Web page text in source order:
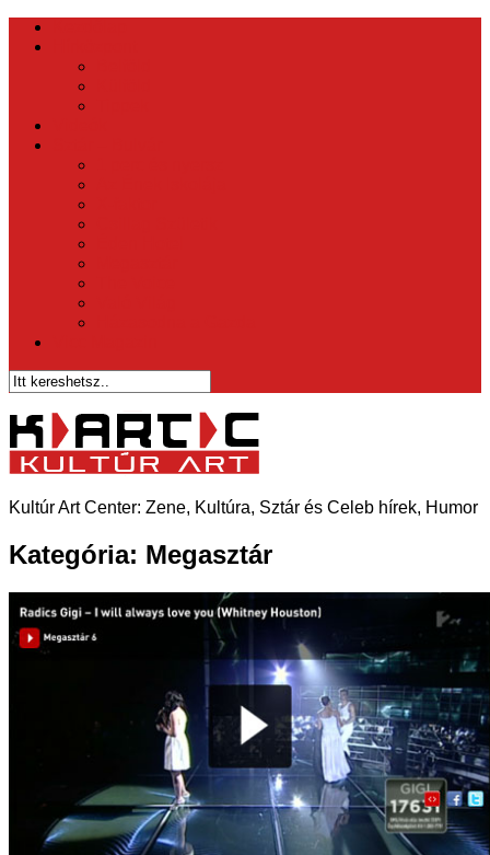
Kultúr Art Center: Zene, Kultúra, Sztár és Celeb hírek, Humor
Kategória: Megasztár